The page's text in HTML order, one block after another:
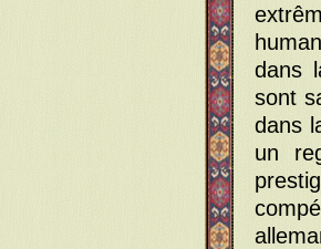
dans
sont
dans
un